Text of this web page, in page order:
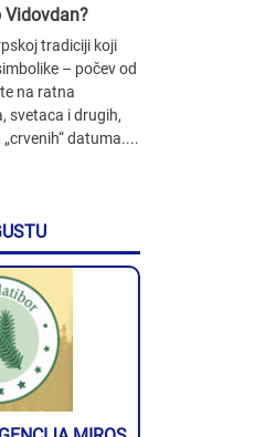
tradiciji koji
– počev od
na ratna
svetaca i drugih,
datuma....